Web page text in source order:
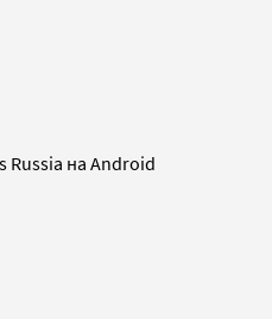
на Android